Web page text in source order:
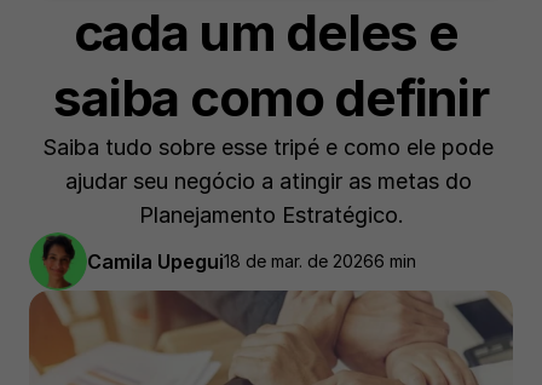
cada um deles e
saiba como definir
Saiba tudo sobre esse tripé e como ele pode
ajudar seu negócio a atingir as metas do
Planejamento Estratégico.
Camila Upegui18 de mar. de 20266 min